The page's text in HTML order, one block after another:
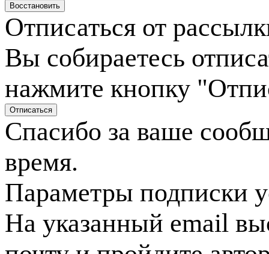
Отписаться от
Вы собираетесь
нажмите кнопку
Спасибо за ваше
время.
Параметры подписки
На указанный email